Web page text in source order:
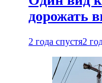
дорожать
2 года спустя2